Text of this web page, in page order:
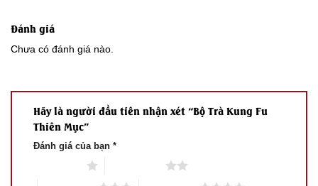
Đánh giá
Chưa có đánh giá nào.
Hãy là người đầu tiên nhận xét “Bộ Trà Kung Fu
Thiên Mục”
Đánh giá của bạn *